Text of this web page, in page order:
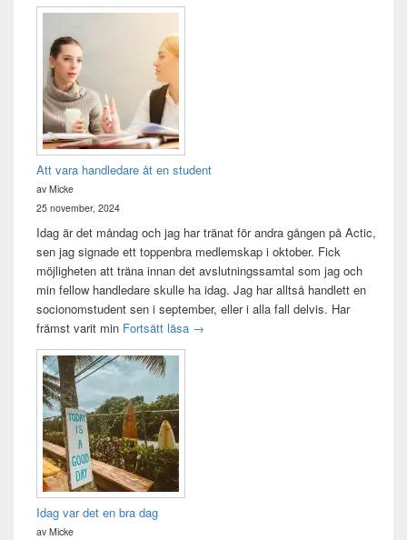
Att vara handledare åt en student
av Micke
25 november, 2024
Idag är det måndag och jag har tränat för andra gången på Actic,
sen jag signade ett toppenbra medlemskap i oktober. Fick
möjligheten att träna innan det avslutningssamtal som jag och
min fellow handledare skulle ha idag. Jag har alltså handlett en
socionomstudent sen i september, eller i alla fall delvis. Har
främst varit min Fortsätt läsa Att vara handledare åt en student
→
Idag var det en bra dag
av Micke